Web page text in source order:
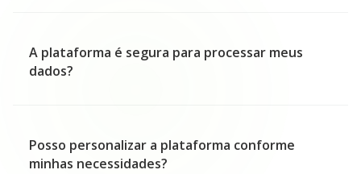
A plataforma é segura para processar meus
dados?
Posso personalizar a plataforma conforme
minhas necessidades?